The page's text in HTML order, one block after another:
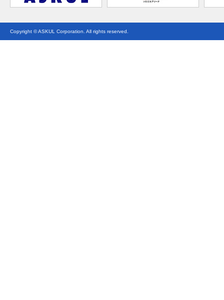
Copyright © ASKUL Corporation. All rights reserved.